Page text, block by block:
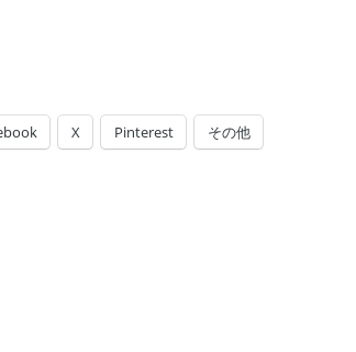
X Pinterest その他